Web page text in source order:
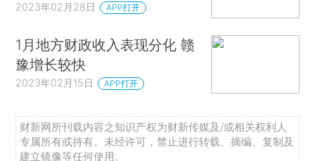
2023年02月28日 APP打开
1月地方财政收入表现分化 赣
豫增长较快
2023年02月15日 APP打开
财新网所刊载内容之知识产权为财新传媒及/或相关权利人
专属所有或持有。未经许可，禁止进行转载、摘编、复制及
建立镜像等任何使用。